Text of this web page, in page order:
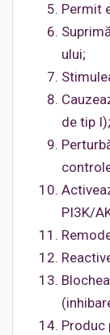
Permit
ului;
de tip I);
PI3K/
Produc